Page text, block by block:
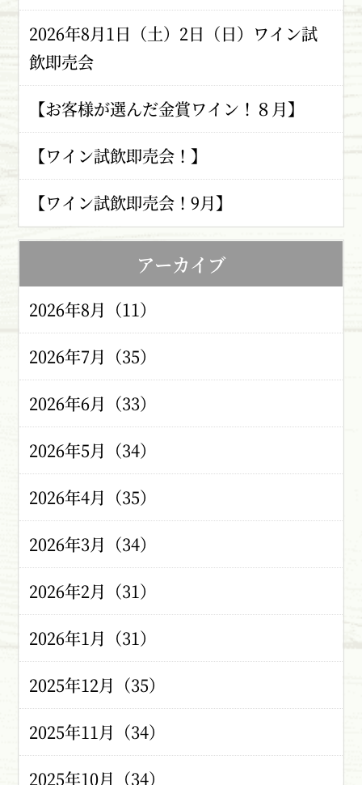
2026年8月1日（土）2日（日）ワイン試
飲即売会
【お客様が選んだ金賞ワイン！８月】
【ワイン試飲即売会！】
【ワイン試飲即売会！9月】
アーカイブ
2026年8月（11）
2026年7月（35）
2026年6月（33）
2026年5月（34）
2026年4月（35）
2026年3月（34）
2026年2月（31）
2026年1月（31）
2025年12月（35）
2025年11月（34）
2025年10月（34）